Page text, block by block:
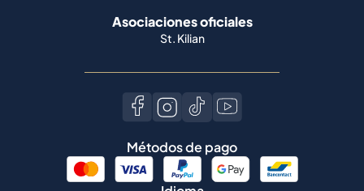
Asociaciones oficiales
St. Kilian
Métodos de pago